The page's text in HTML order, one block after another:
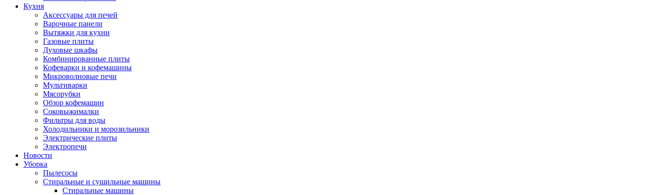
Кухня
Аксессуары для печей
Варочные панели
Вытяжки для кухни
Газовые плиты
Духовые шкафы
Комбинированные плиты
Кофеварки и кофемашины
Микроволновые печи
Мультиварки
Мясорубки
Обзор кофемашин
Соковыжималки
Фильтры для воды
Холодильники и морозильники
Электрические плиты
Электропечи
Новости
Уборка
Пылесосы
Стиральные и сушильные машины
Стиральные машины